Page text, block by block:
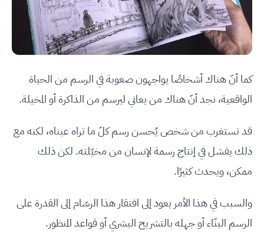
كما أنّ هناك أشخاصًا يواجهون صعوبة في الرسم من الحياة
الواقعية، نجد أنّ هناك من يعاني ليرسم من الذاكرة أو المخيلة.
قد تستغرب من شخص يُحسن رسم كلّ ما تراه عيناه، لكنه مع
ذلك يفشل في إنتاج رسمة لإنسان من مخيّلته. لكن ذلك
ممكن، ويحدث كثيرًا.
والسبب في هذا الأمر يعود إلى افتقار هذا الرسّام إلى القدرة على
الرسم البنّاء أو جهله بالتشريح البشري أو قواعد المنظور.